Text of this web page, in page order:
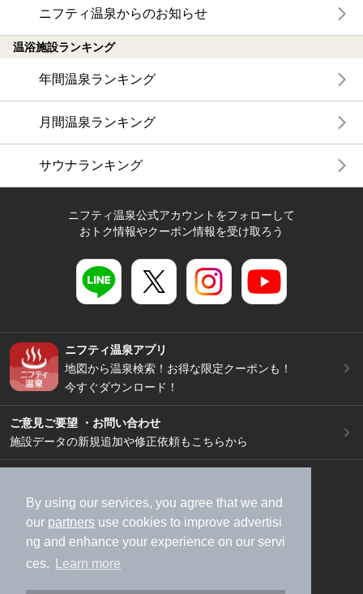
By using our services, you agree that we and
our partners use cookies to improve advertisi
ng and enhance your experience on our servi
ces.
Learn more
ニフティ温泉からのお知らせ
温浴施設ランキング
年間温泉ランキング
月間温泉ランキング
サウナランキング
ニフティ温泉公式アカウントをフォローして
おトク情報やクーポン情報を受け取ろう
ニフティ温泉アプリ
地図から温泉検索！お得な限定クーポンも！
今すぐダウンロード！
ご意見ご要望 ・お問い合わせ
施設データの新規追加や修正依頼もこちらから
加盟店募集（資料請求）
広告出稿のご案内
利用規約
ライフスタイルMEMBERS+規約
特定商取引法に基づく表記
ヘルプ
採用情報
運営会社